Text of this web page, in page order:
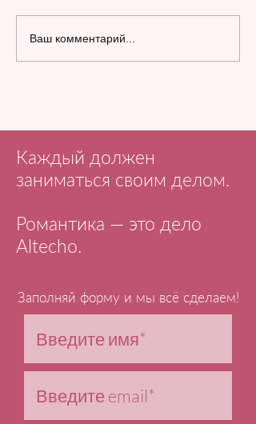
Ваш комментарий...
Каждый должен
заниматься своим делом.
Романтика — это дело
Altecho.
Заполняй форму и мы всё сделаем!